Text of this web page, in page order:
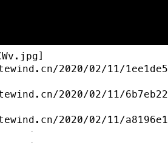
2020/02/11/
2020/02/11/
2020/02/11/